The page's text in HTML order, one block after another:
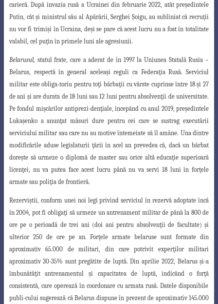
carieră. După invazia rusă a Ucrainei din februarie 2022, atât preşedintele
Putin, câtşi ministrul său al Apărării, Serghei Şoigu, au subliniat că recruţii
nu vor fi trimişi în Ucraina, deşi se pare că acest lucru nu a fost în totalitate
valabil, cel puţin în primele luni ale agresiunii.
Belarusul, statul frate, care a aderat de în 1997 la Uniunea Statală Rusia –
Belarus, respectă în general aceleaşi reguli ca Federaţia Rusă. Serviciul
militar este obliga-toriu pentru toţi bărbaţii cu vârste cuprinse între 18şi 27
de ani şi are durata de 18 luni sau 12 luni pentru absolvenţii de universitate.
Pe fondul mişcărilor antiprezi-denţiale, începând cu anul 2019, preşedintele
Lukaşenko a anunţat măsuri dure pentru cei care se sustrag executării
serviciului militar sau care nu au motive întemeiate să îl amâne. Una dintre
modificările aduse legislaturii ţării în acel an prevedea că, dacă un bărbat
doreşte să urmeze o diplomă de master sau orice altă educaţie superioară
licenţei, nu va putea face acest lucru până nu va servi 18 luni în forţele
armate sau poliţia de frontieră.
Rezerviştii, conform unei noi legi privind serviciul în rezervă adoptate încă
în 2004, pot fi obligaţi să urmeze un antrenament militar de până la 800 de
ore pe o perioadă de trei ani (doi ani pentru absolvenţii de facultate)şi
ulterior 250 de ore pe an. Forţele armate belaruse sunt formate din
aproximativ 65.000 de militari, din care potrivit experţilor militari
aproximativ 30-35% sunt pregătite de luptă. Din aprilie 2022, Belarusşi-a
îmbunătăţit antrenamentul şi capacitatea de luptă, indicând o forţă
consistentă, care operează în coordonare cu armata rusă. Datele disponibile
publi-cului sugerează că Belarus dispune în prezent de aproximativ 145.000